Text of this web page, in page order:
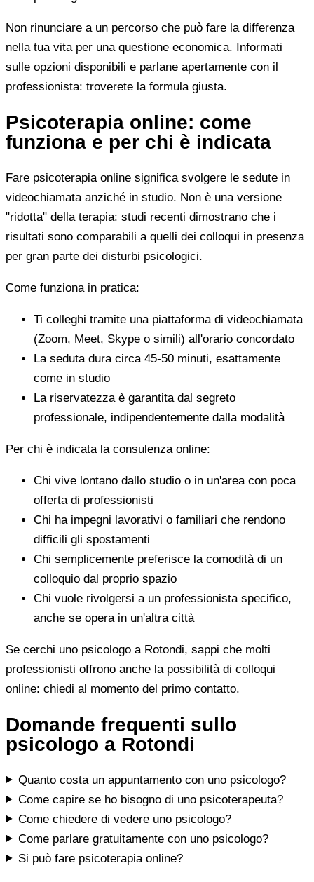
Non rinunciare a un percorso che può fare la differenza
nella tua vita per una questione economica. Informati
sulle opzioni disponibili e parlane apertamente con il
professionista: troverete la formula giusta.
Psicoterapia online: come
funziona e per chi è indicata
Fare psicoterapia online significa svolgere le sedute in
videochiamata anziché in studio. Non è una versione
"ridotta" della terapia: studi recenti dimostrano che i
risultati sono comparabili a quelli dei colloqui in presenza
per gran parte dei disturbi psicologici.
Come funziona in pratica:
Ti colleghi tramite una piattaforma di videochiamata
(Zoom, Meet, Skype o simili) all'orario concordato
La seduta dura circa 45-50 minuti, esattamente
come in studio
La riservatezza è garantita dal segreto
professionale, indipendentemente dalla modalità
Per chi è indicata la consulenza online:
Chi vive lontano dallo studio o in un'area con poca
offerta di professionisti
Chi ha impegni lavorativi o familiari che rendono
difficili gli spostamenti
Chi semplicemente preferisce la comodità di un
colloquio dal proprio spazio
Chi vuole rivolgersi a un professionista specifico,
anche se opera in un'altra città
Se cerchi uno psicologo a Rotondi, sappi che molti
professionisti offrono anche la possibilità di colloqui
online: chiedi al momento del primo contatto.
Domande frequenti sullo
psicologo a Rotondi
Quanto costa un appuntamento con uno psicologo?
Come capire se ho bisogno di uno psicoterapeuta?
Come chiedere di vedere uno psicologo?
Come parlare gratuitamente con uno psicologo?
Si può fare psicoterapia online?